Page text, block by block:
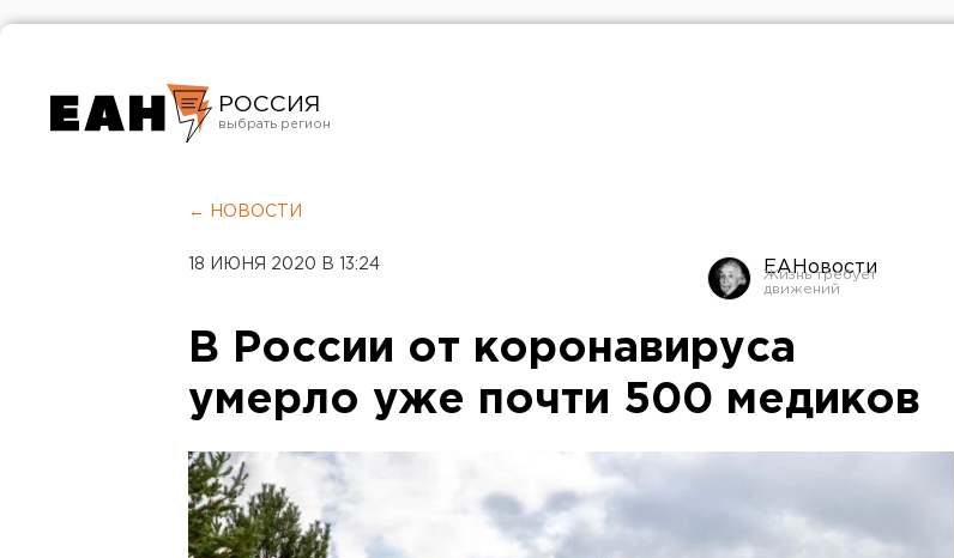
РОССИЯ
Челябинск
← НОВОСТИ
18 ИЮНЯ 2020 В 13:24 ЕАНовости
В России от коронавируса
умерло уже почти 500 медиков